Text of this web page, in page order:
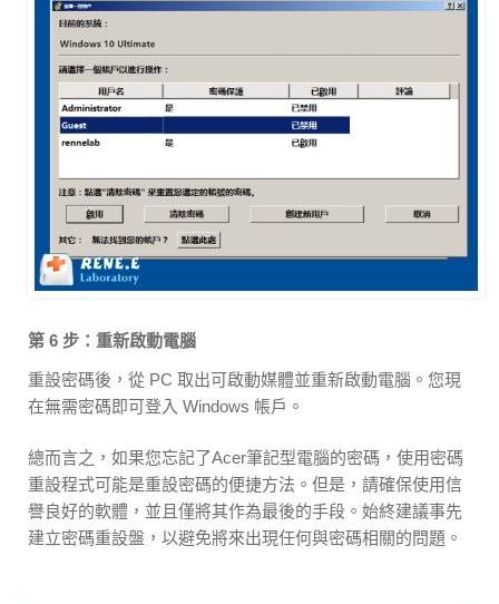
第 6 步：重新啟動電腦
重設密碼後，從 PC 取出可啟動媒體並重新啟動電腦。您現
在無需密碼即可登入 Windows 帳戶。
總而言之，如果您忘記了Acer筆記型電腦的密碼，使用密碼
重設程式可能是重設密碼的便捷方法。但是，請確保使用信
譽良好的軟體，並且僅將其作為最後的手段。始終建議事先
建立密碼重設盤，以避免將來出現任何與密碼相關的問題。